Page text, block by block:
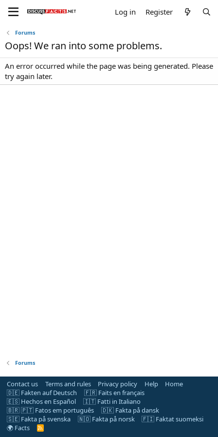
Log in Register
Forums
Oops! We ran into some problems.
An error occurred while the page was being generated. Please
try again later.
Forums
Contact us Terms and rules Privacy policy Help
Home
🇩🇪 Fakten auf Deutsch
🇫🇷 Faits en français
🇪🇸 Hechos en Español
🇮🇹 Fatti in Italiano
🇧🇷 🇵🇹 Fatos em português
🇩🇰 Fakta på dansk
🇸🇪 Fakta på svenska
🇳🇴 Fakta på norsk
🇫🇮 Faktat suomeksi
🌍 Facts
R